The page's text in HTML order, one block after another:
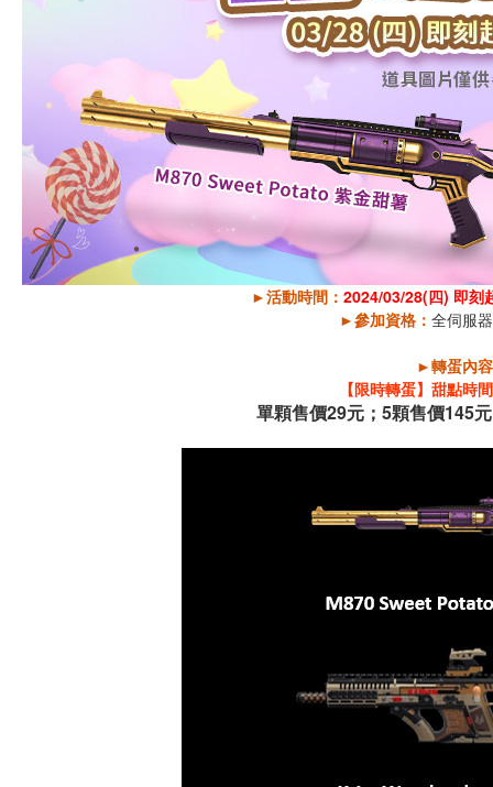
►活動時間： 2024/03/28(四) 即刻
►參加資格： 全伺服
►轉蛋內
【限時轉蛋】甜點時間
單顆售價29元；5顆售價145